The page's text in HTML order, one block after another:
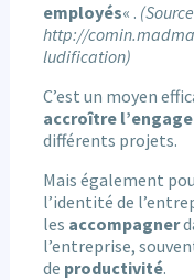
employés« .
http://
ludification)
C’est un moyen
accroître
différents projets.
Mais également
l’identité de
les accompagner
l’entreprise,
de productivité.